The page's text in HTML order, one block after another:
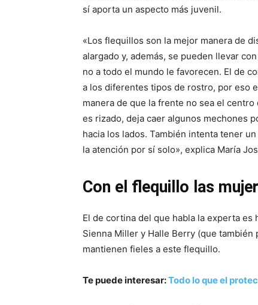
sí aporta un aspecto más juvenil.
«Los flequillos son la mejor manera de
alargado y, además, se pueden llevar
no a todo el mundo le favorecen. El de
a los diferentes tipos de rostro, por eso
manera de que la frente no sea el
es rizado, deja caer algunos mechones
hacia los lados. También intenta tener
la atención por sí solo», explica María
Con el flequillo las
El de cortina del que habla la experta
Sienna Miller y Halle Berry (que
mantienen fieles a este flequillo.
Te puede interesar:Todo lo que el